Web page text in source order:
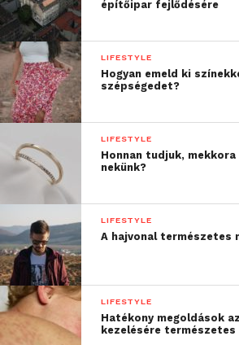
építőipar fejlődésére
LIFESTYLE
Hogyan emeld ki
szépségedet?
LIFESTYLE
Honnan tudjuk,
nekünk?
LIFESTYLE
A hajvonal természetes
LIFESTYLE
Hatékony megoldások
kezelésére természetes